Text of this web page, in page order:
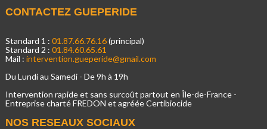
CONTACTEZ GUEPERIDE
Standard 1 : 01.87.66.76.16(principal)
Standard 2 : 01.84.60.65.61
Mail : intervention.gueperide@gmail.com
Du Lundi au Samedi - De 9h à 19h
Intervention rapide et sans surcoût partout en Île-de-France -
Entreprise charté FREDON et agréée Certibiocide
NOS RESEAUX SOCIAUX